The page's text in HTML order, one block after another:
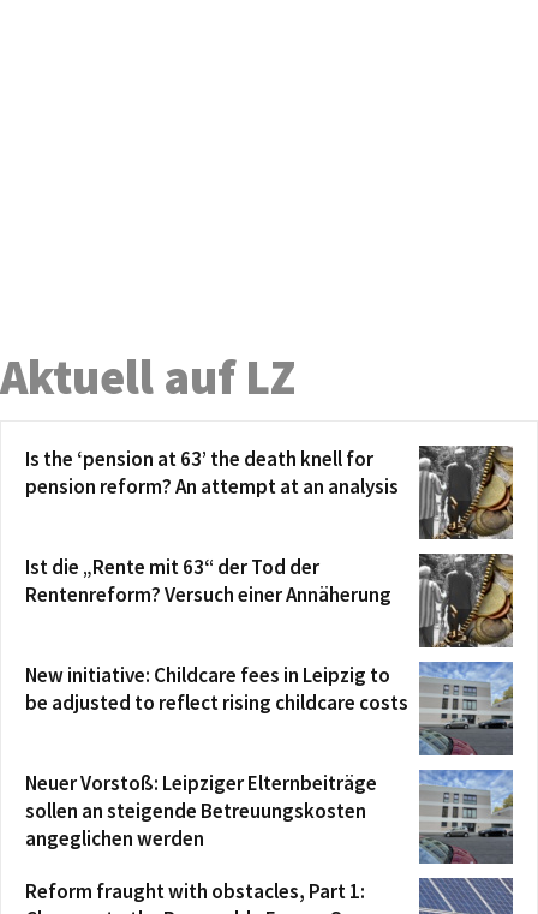
Aktuell auf LZ
Is the ‘pension at 63’ the death knell for
pension reform? An attempt at an analysis
Ist die „Rente mit 63“ der Tod der
Rentenreform? Versuch einer Annäherung
New initiative: Childcare fees in Leipzig to
be adjusted to reflect rising childcare costs
Neuer Vorstoß: Leipziger Elternbeiträge
sollen an steigende Betreuungskosten
angeglichen werden
Reform fraught with obstacles, Part 1: